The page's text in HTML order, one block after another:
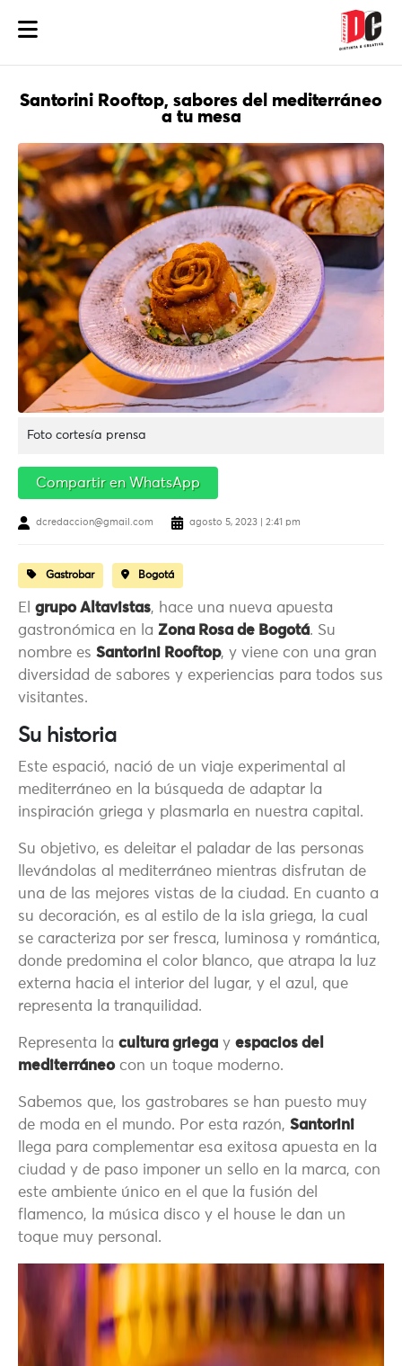
Santorini Rooftop, sabores del mediterráneo
a tu mesa
Foto cortesía prensa
Compartir en WhatsApp
dcredaccion@gmail.com agosto 5, 2023 | 2:41 pm
Gastrobar Bogotá
El grupo Altavistas, hace una nueva apuesta
gastronómica en la Zona Rosa de Bogotá. Su
nombre es Santorini Rooftop, y viene con una gran
diversidad de sabores y experiencias para todos sus
visitantes.
Su historia
Este espació, nació de un viaje experimental al
mediterráneo en la búsqueda de adaptar la
inspiración griega y plasmarla en nuestra capital.
Su objetivo, es deleitar el paladar de las personas
llevándolas al mediterráneo mientras disfrutan de
una de las mejores vistas de la ciudad. En cuanto a
su decoración, es al estilo de la isla griega, la cual
se caracteriza por ser fresca, luminosa y romántica,
donde predomina el color blanco, que atrapa la luz
externa hacia el interior del lugar, y el azul, que
representa la tranquilidad.
Representa la cultura griega y espacios del
mediterráneocon un toque moderno.
Sabemos que, los gastrobares se han puesto muy
de moda en el mundo. Por esta razón, Santorini
llega para complementar esa exitosa apuesta en la
ciudad y de paso imponer un sello en la marca, con
este ambiente único en el que la fusión del
flamenco, la música disco y el house le dan un
toque muy personal.